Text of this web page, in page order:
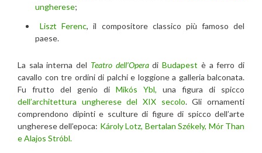
ungherese;
Liszt Ferenc, il compositore classico più famoso del
paese.
La sala interna del Teatro dell’OperadiBudapest è a ferro di
cavallo con tre ordini di palchi e loggione a galleria balconata.
Fu frutto del genio di Mikós Ybl, una figura di spicco
dell’architettura ungherese del XIX secolo. Gli ornamenti
comprendono dipinti e sculture di figure di spicco dell’arte
ungherese dell’epoca: Károly Lotz, Bertalan Székely, Mór Than
e Alajos Stróbl.